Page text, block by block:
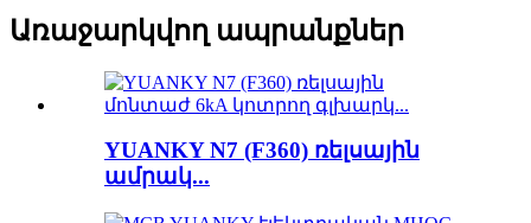
Առաջարկվող ապրանքներ
YUANKY N7 (F360) ռելսային
ամրակ...